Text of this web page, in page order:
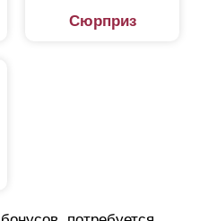
Сюрприз